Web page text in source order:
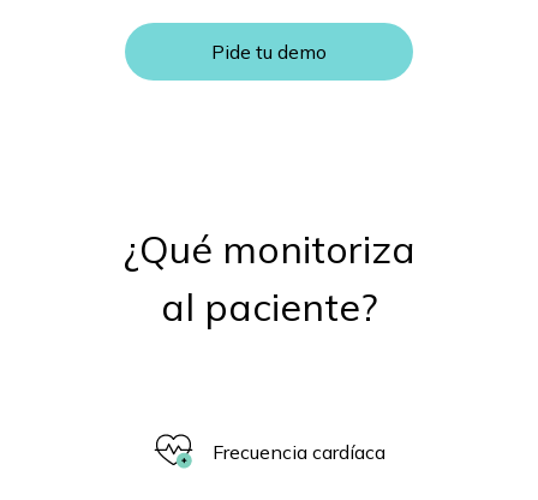
Pide tu demo
¿Qué monitoriza
al paciente?
Frecuencia cardíaca